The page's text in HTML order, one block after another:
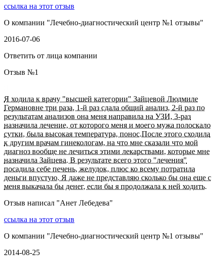
ссылка на этот отзыв
О компании "Лечебно-диагностический центр №1 отзывы"
2016-07-06
Ответить от лица компании
Отзыв №1
Я ходила к врачу "высшей категории" Зайцевой Людмиле
Германовне три раза, 1-й раз сдала общий анализ, 2-й раз по
результатам анализов она меня направила на УЗИ, 3-раз
назначила лечение, от которого меня и моего мужа полоскало
сутки, была высокая температура, понос.После этого сходила
к другим врачам гинекологам, на что мне сказали что мой
диагноз вообще не лечиться этими лекарствами, которые мне
назначила Зайцева. В результате всего этого "лечения"
посадила себе печень, желудок, плюс ко всему потратила
деньги впустую. Я даже не представляю сколько бы она еще с
меня выкачала бы денег, если бы я продолжала к ней ходить.
Отзыв написал "Анет Лебедева"
ссылка на этот отзыв
О компании "Лечебно-диагностический центр №1 отзывы"
2014-08-25